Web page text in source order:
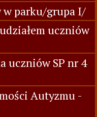
w parku/grupa I/
uczniów
uczniów SP nr 4
Autyzmu -